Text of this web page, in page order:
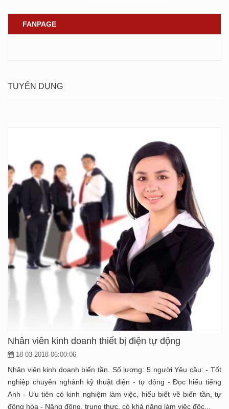
FANPAGE
TUYỂN DỤNG
Nhân viên kinh doanh thiết bị điện tự động
18-03-2018 06:00:06
Nhân viên kinh doanh biến tần. Số lượng: 5 người Yêu cầu: - Tốt
nghiệp chuyên nghành kỹ thuật điện - tự động - Đọc hiểu tiếng
Anh - Ưu tiên có kinh nghiệm làm việc, hiểu biết về biến tần, tự
động hóa - Năng động, trung thực, có khả năng làm việc độc...